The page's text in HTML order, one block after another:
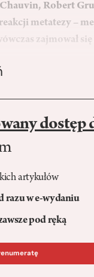
Robert
metatezy –
zajmował
dostęp
artykułów
razu w e-wydaniu
pod ręką